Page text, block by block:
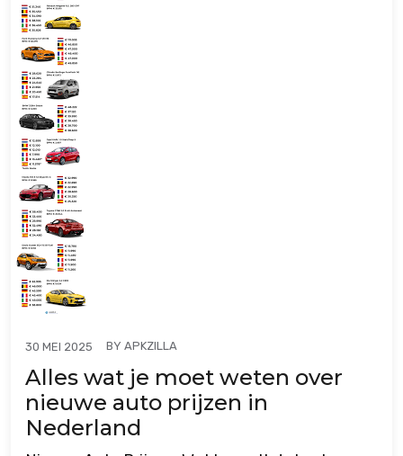
30 MEI 2025 BY APKZILLA
Alles wat je moet weten over
nieuwe auto prijzen in
Nederland